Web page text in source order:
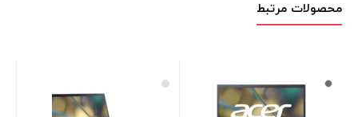
محصولات مرتبط